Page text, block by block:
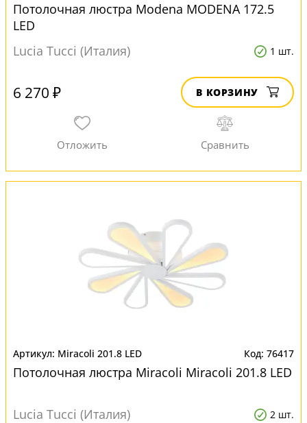
Потолочная люстра Modena MODENA 172.5
LED
Lucia Tucci (Италия)
1 шт.
6 270 ₽ В КОРЗИНУ
Miracoli 201.8 LED 76417
Потолочная люстра Miracoli Miracoli 201.8 LED
Lucia Tucci (Италия) 2 шт.